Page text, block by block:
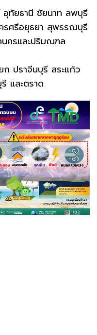
ทัยธานี ชัยนาท ลพบุรี
รศรีอยุธยา สุพรรณบุรี
ครและปริมณฑล
ปราจีนบุรี สระแก้ว
และตราด